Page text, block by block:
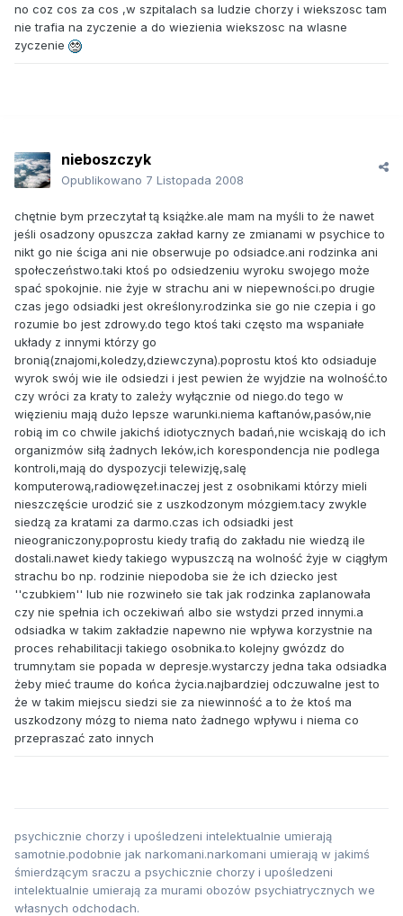
no coz cos za cos ,w szpitalach sa ludzie chorzy i wiekszosc tam
nie trafia na zyczenie a do wiezienia wiekszosc na wlasne
zyczenie
nieboszczyk
Opublikowano 7 Listopada 2008
chętnie bym przeczytał tą książke.ale mam na myśli to że nawet
jeśli osadzony opuszcza zakład karny ze zmianami w psychice to
nikt go nie ściga ani nie obserwuje po odsiadce.ani rodzinka ani
społeczeństwo.taki ktoś po odsiedzeniu wyroku swojego może
spać spokojnie. nie żyje w strachu ani w niepewności.po drugie
czas jego odsiadki jest określony.rodzinka sie go nie czepia i go
rozumie bo jest zdrowy.do tego ktoś taki często ma wspaniałe
układy z innymi którzy go
bronią(znajomi,koledzy,dziewczyna).poprostu ktoś kto odsiaduje
wyrok swój wie ile odsiedzi i jest pewien że wyjdzie na wolność.to
czy wróci za kraty to zależy wyłącznie od niego.do tego w
więzieniu mają dużo lepsze warunki.niema kaftanów,pasów,nie
robią im co chwile jakichś idiotycznych badań,nie wciskają do ich
organizmów siłą żadnych leków,ich korespondencja nie podlega
kontroli,mają do dyspozycji telewizję,salę
komputerową,radiowęzeł.inaczej jest z osobnikami którzy mieli
nieszczęście urodzić sie z uszkodzonym mózgiem.tacy zwykle
siedzą za kratami za darmo.czas ich odsiadki jest
nieograniczony.poprostu kiedy trafią do zakładu nie wiedzą ile
dostali.nawet kiedy takiego wypuszczą na wolność żyje w ciągłym
strachu bo np. rodzinie niepodoba sie że ich dziecko jest
''czubkiem'' lub nie rozwineło sie tak jak rodzinka zaplanowała
czy nie spełnia ich oczekiwań albo sie wstydzi przed innymi.a
odsiadka w takim zakładzie napewno nie wpływa korzystnie na
proces rehabilitacji takiego osobnika.to kolejny gwózdz do
trumny.tam sie popada w depresje.wystarczy jedna taka odsiadka
żeby mieć traume do końca życia.najbardziej odczuwalne jest to
że w takim miejscu siedzi sie za niewinność a to że ktoś ma
uszkodzony mózg to niema nato żadnego wpływu i niema co
przepraszać zato innych
psychicznie chorzy i upośledzeni intelektualnie umierają
samotnie.podobnie jak narkomani.narkomani umierają w jakimś
śmierdzącym sraczu a psychicznie chorzy i upośledzeni
intelektualnie umierają za murami obozów psychiatrycznych we
własnych odchodach.